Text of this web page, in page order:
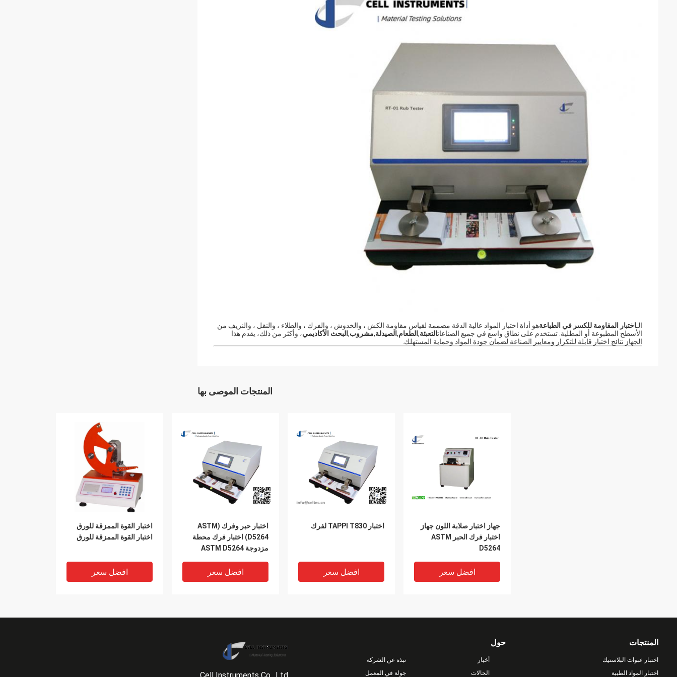
الـاختبار المقاومة للكسر في الطباعةهو أداة اختبار المواد عالية الدقة مصممة لقياس مقاومة الكش ، والخدوش ، والفرك ، والطلاء ، والنقل ، والنزيف من
الأسطح المطبوعة أو المطلية. تستخدم على نطاق واسع في جميع الصناعاتالتعبئة, الطعام, الصيدلة,مشروب, البحث الأكاديمي، وأكثر من ذلك، يقدم هذا
الجهاز نتائج اختبار قابلة للتكرار ومعايير الصناعة لضمان جودة المواد وحماية المستهلك.
المنتجات الموصى بها
اختبار القوة الممزقة للورق
اختبار القوة الممزقة للورق
افضل سعر
اختبار حبر وفرك (ASTM
D5264) اختبار فرك محطة
مزدوجة ASTM D5264
افضل سعر
اختبار TAPPI T830 لفرك
افضل سعر
جهاز اختبار صلابة اللون جهاز
اختبار فرك الحبر ASTM
D5264
افضل سعر
حول
نبذة عن الشركة
جولة في المعمل
أخبار
الحالات
المنتجات
اختبار عبوات البلاستيك
اختبار المواد الطبية